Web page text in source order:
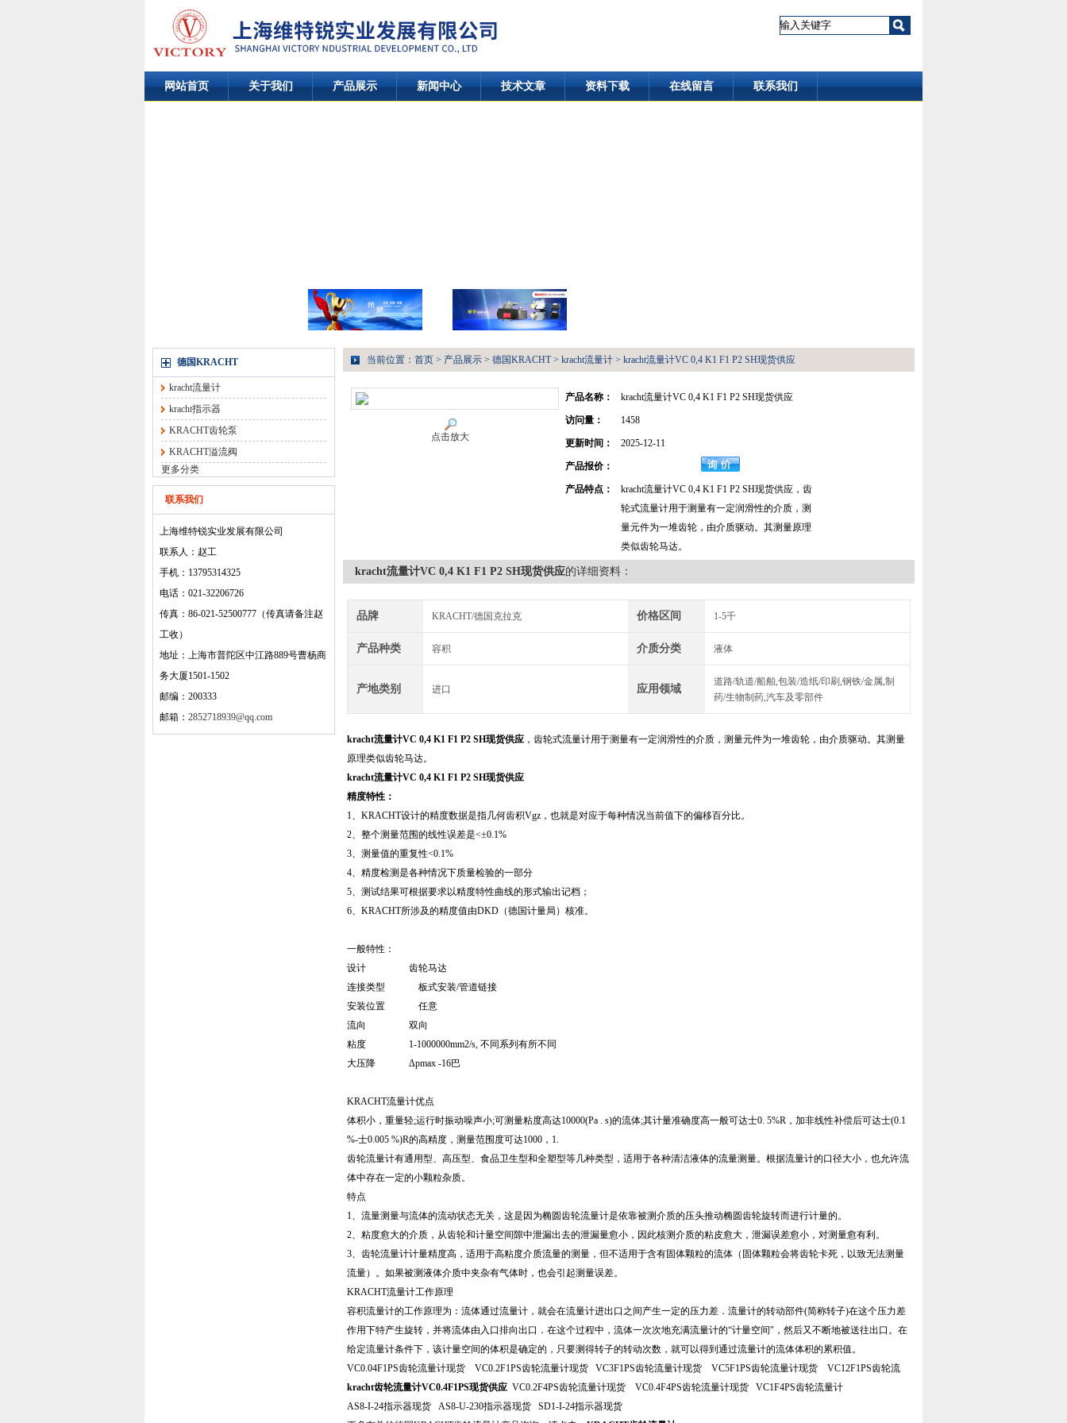
网站首页 关于我们 产品展示 新闻中心 技术文章 资料下载 在线留言 联系我们
德国KRACHT
kracht流量计
kracht指示器
KRACHT齿轮泵
KRACHT溢流阀
更多分类
联系我们
上海维特锐实业发展有限公司
联系人：赵工
手机：13795314325
电话：021-32206726
传真：86-021-52500777（传真请备注赵
工收）
地址：上海市普陀区中江路889号曹杨商
务大厦1501-1502
邮编：200333
邮箱： 2852718939@qq.com
当前位置： 首页 > 产品展示 > 德国KRACHT> kracht流量计 > kracht流量计VC 0,4 K1 F1 P2 SH现货供应
点击放大
产品名称： kracht流量计VC 0,4 K1 F1 P2 SH现货供应
访问量： 1458
更新时间： 2025-12-11
产品报价：
产品特点：
kracht流量计VC 0,4 K1 F1 P2 SH现货供应，齿
轮式流量计用于测量有一定润滑性的介质，测
量元件为一堆齿轮，由介质驱动。其测量原理
类似齿轮马达。
kracht流量计VC 0,4 K1 F1 P2 SH现货供应的详细资料：
品牌 KRACHT/德国克拉克 价格区间 1-5千
产品种类 容积 介质分类 液体
产地类别 进口 应用领域
道路/轨道/船舶,包装/造纸/印刷,钢铁/金属,制
药/生物制药,汽车及零部件
kracht流量计VC 0,4 K1 F1 P2 SH现货供应 ，齿轮式流量计用于测量有一定润滑性的介质，测量元件为一堆齿轮，由介质驱动。其测量
原理类似齿轮马达。
kracht流量计VC 0,4 K1 F1 P2 SH现货供应
精度特性：
1、KRACHT设计的精度数据是指几何齿积Vgz，也就是对应于每种情况当前值下的偏移百分比。
2、整个测量范围的线性误差是<±0.1%
3、测量值的重复性<0.1%
4、精度检测是各种情况下质量检验的一部分
5、测试结果可根据要求以精度特性曲线的形式输出记档；
6、KRACHT所涉及的精度值由DKD（德国计量局）核准。
一般特性：
设计 齿轮马达
连接类型 板式安装/管道链接
安装位置 任意
流向 双向
粘度 1-1000000mm2/s, 不同系列有所不同
大压降 Δpmax -16巴
KRACHT流量计优点
体积小，重量轻;运行时振动噪声小;可测量粘度高达10000(Pa . s)的流体;其计量准确度高一般可达士0. 5%R，加非线性补偿后可达士(0.1
%-士0.005 %)R的高精度，测量范围度可达1000，1.
齿轮流量计有通用型、高压型、食品卫生型和全塑型等几种类型，适用于各种清洁液体的流量测量。根据流量计的口径大小，也允许流
体中存在一定的小颗粒杂质。
特点
1、流量测量与流体的流动状态无关，这是因为椭圆齿轮流量计是依靠被测介质的压头推动椭圆齿轮旋转而进行计量的。
2、粘度愈大的介质，从齿轮和计量空间隙中泄漏出去的泄漏量愈小，因此核测介质的粘皮愈大，泄漏误差愈小，对测量愈有利。
3、齿轮流量计计量精度高，适用于高粘度介质流量的测量，但不适用于含有固体颗粒的流体（固体颗粒会将齿轮卡死，以致无法测量
流量）。如果被测液体介质中夹杂有气体时，也会引起测量误差。
KRACHT流量计工作原理
容积流量计的工作原理为：流体通过流量计，就会在流量计进出口之间产生一定的压力差．流量计的转动部件(简称转子)在这个压力差
作用下特产生旋转，并将流体由入口排向出口．在这个过程中，流体一次次地充满流量计的“计量空间"，然后又不断地被送往出口。在
给定流量计条件下，该计量空间的体积是确定的，只要测得转子的转动次数，就可以得到通过流量计的流体体积的累积值。
VC0.04F1PS齿轮流量计现货 VC0.2F1PS齿轮流量计现货 VC3F1PS齿轮流量计现货 VC5F1PS齿轮流量计现货 VC12F1PS齿轮流
kracht齿轮流量计VC0.4F1PS现货供应 VC0.2F4PS齿轮流量计现货 VC0.4F4PS齿轮流量计现货 VC1F4PS齿轮流量计
AS8-I-24指示器现货 AS8-U-230指示器现货 SD1-I-24指示器现货